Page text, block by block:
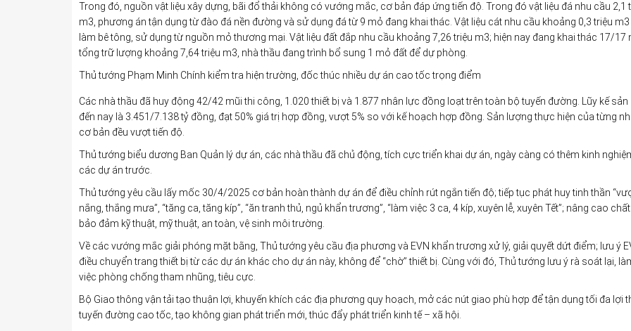
Trong đó, nguồn vật liệu xây dựng, bãi đổ thải không có vướng mắc, cơ bản đáp ứng tiến độ. Trong đó vật liệu đá nhu cầu 2,1
m3, phương án tận dụng từ đào đá nền đường và sử dụng đá từ 9 mỏ đang khai thác. Vật liệu cát nhu cầu khoảng 0,3 triệu
làm bê tông, sử dụng từ nguồn mỏ thương mại. Vật liệu đất đắp nhu cầu khoảng 7,26 triệu m3; hiện nay đang khai thác 17/17
tổng trữ lượng khoảng 7,64 triệu m3, nhà thầu đang trình bổ sung 1 mỏ đất để dự phòng.
Thủ tướng Phạm Minh Chính kiểm tra hiện trường, đốc thúc nhiều dự án cao tốc trọng điểm
Các nhà thầu đã huy động 42/42 mũi thi công, 1.020 thiết bị và 1.877 nhân lực đồng loạt trên toàn bộ tuyến đường. Lũy kế
đến nay là 3.451/7.138 tỷ đồng, đạt 50% giá trị hợp đồng, vượt 5% so với kế hoạch hợp đồng. Sản lượng thực hiện của từng
cơ bản đều vượt tiến độ.
Thủ tướng biểu dương Ban Quản lý dự án, các nhà thầu đã chủ động, tích cực triển khai dự án, ngày càng có thêm kinh
các dự án trước.
Thủ tướng yêu cầu lấy mốc 30/4/2025 cơ bản hoàn thành dự án để điều chỉnh rút ngắn tiến độ; tiếp tục phát huy tinh thần
nắng, thắng mưa”, “tăng ca, tăng kíp”, “ăn tranh thủ, ngủ khẩn trương”, “làm việc 3 ca, 4 kíp, xuyên lễ, xuyên Tết”; nâng cao
bảo đảm kỹ thuật, mỹ thuật, an toàn, vệ sinh môi trường.
Về các vướng mắc giải phóng mặt bằng, Thủ tướng yêu cầu địa phương và EVN khẩn trương xử lý, giải quyết dứt điểm; lưu ý
điều chuyển trang thiết bị từ các dự án khác cho dự án này, không để “chờ” thiết bị. Cùng với đó, Thủ tướng lưu ý rà soát lại,
việc phòng chống tham nhũng, tiêu cực.
Bộ Giao thông vận tải tạo thuận lợi, khuyến khích các địa phương quy hoạch, mở các nút giao phù hợp để tận dụng tối đa lợi
tuyến đường cao tốc, tạo không gian phát triển mới, thúc đẩy phát triển kinh tế – xã hội.